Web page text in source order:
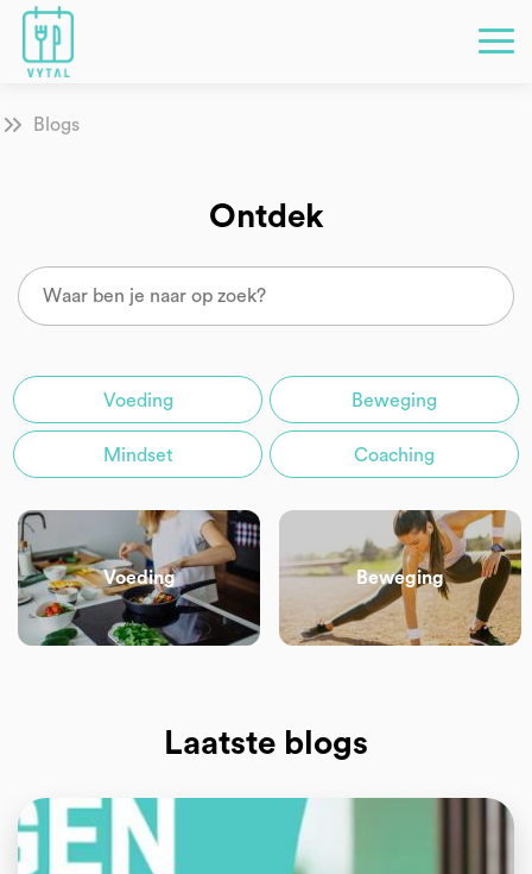
Blogs
Ontdek
Voeding Beweging
Mindset Coaching
Voeding Beweging
Laatste blogs